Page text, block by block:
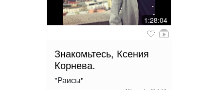
1:28:04
Знакомьтесь, Ксения
Корнева.
"Раисы"